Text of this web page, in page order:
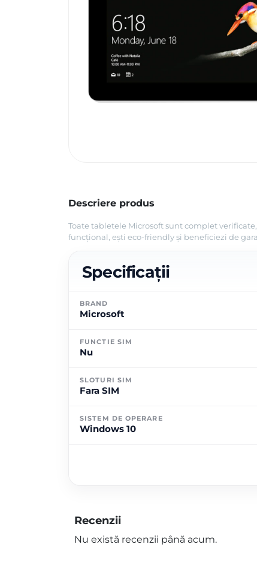
Descriere produs
Toate tabletele Microsoft sunt complet
funcțional, ești eco-friendly și beneficiezi de
Specificații
BRAND
Microsoft
FUNCTIE SIM
Nu
SLOTURI SIM
Fara SIM
SISTEM DE OPERARE
Windows 10
Recenzii
Nu există recenzii până acum.